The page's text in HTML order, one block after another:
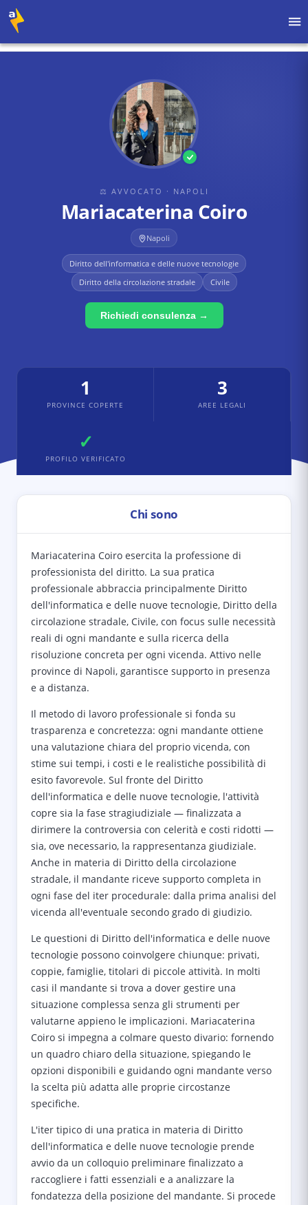
⚖ AVVOCATO · NAPOLI
Mariacaterina Coiro
Napoli
Diritto dell'informatica e delle nuove tecnologie
Diritto della circolazione stradale
Civile
Richiedi consulenza →
1
PROVINCE COPERTE
3
AREE LEGALI
✓
PROFILO VERIFICATO
Chi sono
Mariacaterina Coiro esercita la professione di
professionista del diritto. La sua pratica
professionale abbraccia principalmente Diritto
dell'informatica e delle nuove tecnologie, Diritto della
circolazione stradale, Civile, con focus sulle necessità
reali di ogni mandante e sulla ricerca della
risoluzione concreta per ogni vicenda. Attivo nelle
province di Napoli, garantisce supporto in presenza
e a distanza.
Il metodo di lavoro professionale si fonda su
trasparenza e concretezza: ogni mandante ottiene
una valutazione chiara del proprio vicenda, con
stime sui tempi, i costi e le realistiche possibilità di
esito favorevole. Sul fronte del Diritto
dell'informatica e delle nuove tecnologie, l'attività
copre sia la fase stragiudiziale — finalizzata a
dirimere la controversia con celerità e costi ridotti —
sia, ove necessario, la rappresentanza giudiziale.
Anche in materia di Diritto della circolazione
stradale, il mandante riceve supporto completa in
ogni fase del iter procedurale: dalla prima analisi del
vicenda all'eventuale secondo grado di giudizio.
Le questioni di Diritto dell'informatica e delle nuove
tecnologie possono coinvolgere chiunque: privati,
coppie, famiglie, titolari di piccole attività. In molti
casi il mandante si trova a dover gestire una
situazione complessa senza gli strumenti per
valutarne appieno le implicazioni. Mariacaterina
Coiro si impegna a colmare questo divario: fornendo
un quadro chiaro della situazione, spiegando le
opzioni disponibili e guidando ogni mandante verso
la scelta più adatta alle proprie circostanze
specifiche.
L'iter tipico di una pratica in materia di Diritto
dell'informatica e delle nuove tecnologie prende
avvio da un colloquio preliminare finalizzato a
raccogliere i fatti essenziali e a analizzare la
fondatezza della posizione del mandante. Si procede